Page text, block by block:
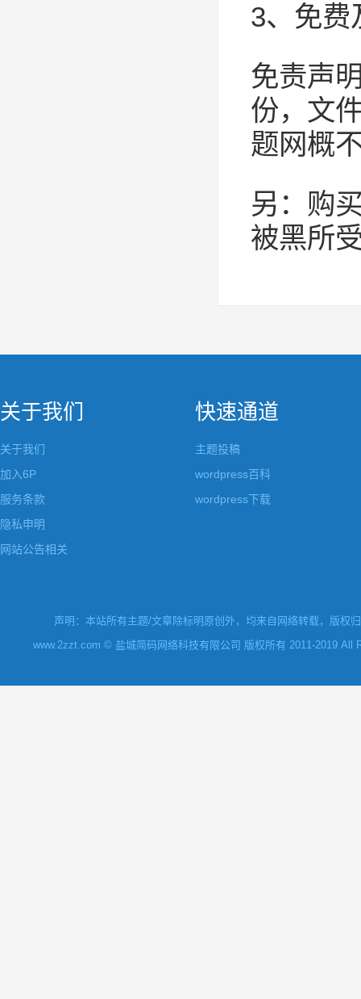
3、免费
免责声
份，文
题网概
另：购
被黑所
关于我们
关于我们
加入6P
服务条款
隐私申明
网站公告相关
快速通道
主题投稿
wordpress百科
wordpress下载
声明：本站所有主题/文章除标明原创外，均来自网络转载，版权
www.2zzt.com © 盐城简码网络科技有限公司 版权所有 2011-2019